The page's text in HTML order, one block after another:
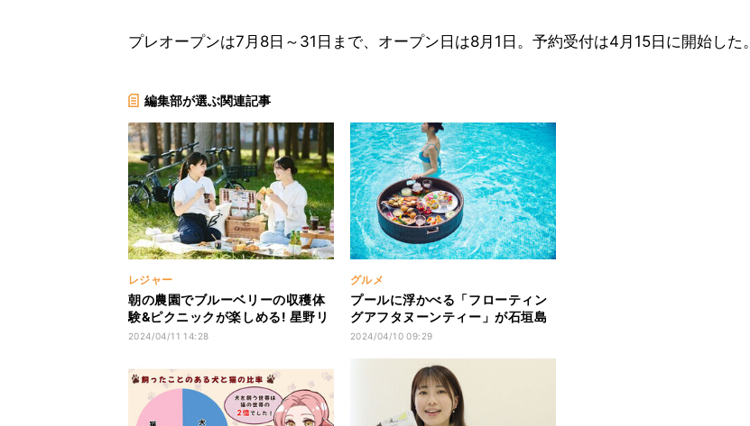
プレオープンは7月8日～31日まで、オープン日は8月1日。予約受付は4月15日に開始した。
編集部が選ぶ関連記事
レジャー
朝の農園でブルーベリーの収穫体
験&ピクニックが楽しめる! 星野リ
ゾート BEB5土浦にて7月1日から
ピクニック」開催!
2024/04/11 14:28
グルメ
プールに浮かべる「フローティン
グアフタヌーンティー」が石垣島
のホテルに登場
2024/04/10 09:29